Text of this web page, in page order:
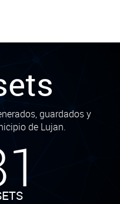
guardados y
de Lujan.